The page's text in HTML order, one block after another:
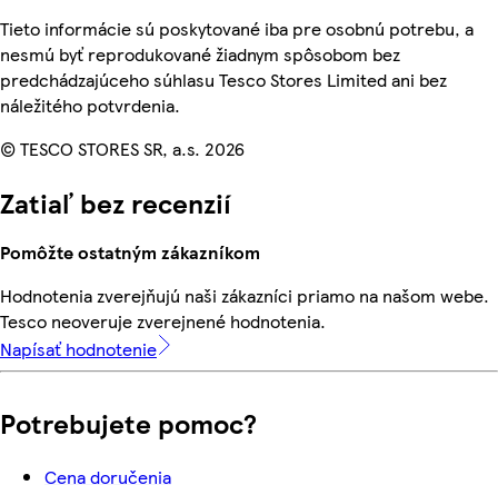
Tieto informácie sú poskytované iba pre osobnú potrebu, a
nesmú byť reprodukované žiadnym spôsobom bez
predchádzajúceho súhlasu Tesco Stores Limited ani bez
náležitého potvrdenia.
© TESCO STORES SR, a.s. 2026
Zatiaľ bez recenzií
Pomôžte ostatným zákazníkom
Hodnotenia zverejňujú naši zákazníci priamo na našom webe.
Tesco neoveruje zverejnené hodnotenia.
Napísať hodnotenie
Potrebujete pomoc?
Cena doručenia